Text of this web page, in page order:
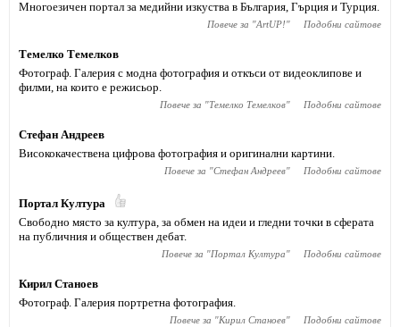
Многоезичен портал за медийни изкуства в България, Гърция и Турция.
Повече за "ArtUP!" Подобни сайтове
Темелко Темелков
Фотограф. Галерия с модна фотография и откъси от видеоклипове и
филми, на които е режисьор.
Повече за "Темелко Темелков" Подобни сайтове
Стефан Андреев
Висококачествена цифрова фотография и оригинални картини.
Повече за "Стефан Андреев" Подобни сайтове
Портал Култура
Свободно място за култура, за обмен на идеи и гледни точки в сферата
на публичния и обществен дебат.
Повече за "Портал Култура" Подобни сайтове
Кирил Станоев
Фотограф. Галерия портретна фотография.
Повече за "Кирил Станоев" Подобни сайтове